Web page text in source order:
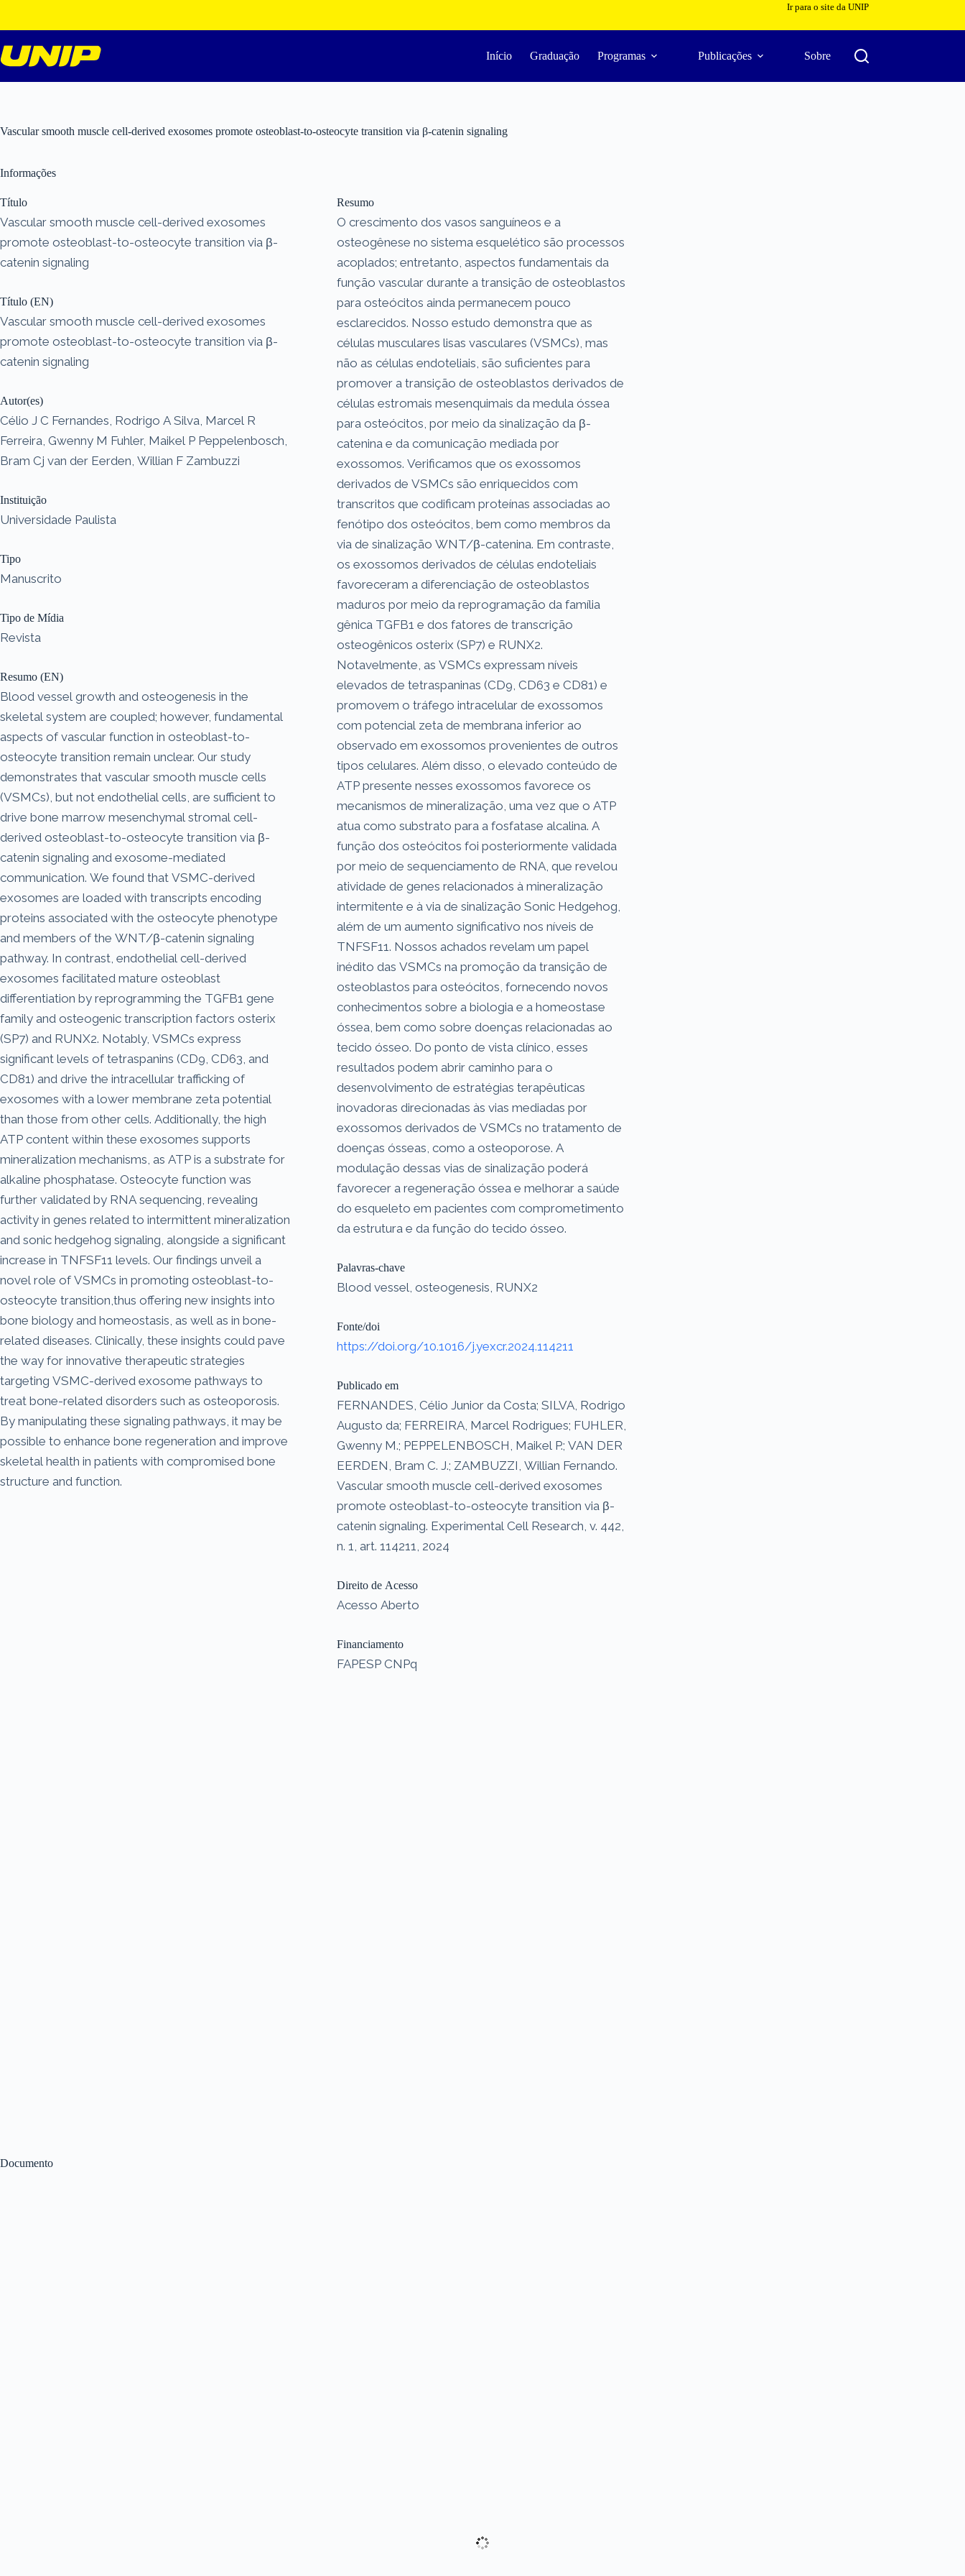
o
conteúdo
Ir para o site da UNIP
Início Graduação Programas Publicações Sobre
Vascular smooth muscle cell-derived exosomes promote osteoblast-to-osteocyte transition via β-catenin signaling
Documento
Informações
Título
Vascular smooth muscle cell-derived exosomes
promote osteoblast-to-osteocyte transition via β-
catenin signaling
Título (EN)
Vascular smooth muscle cell-derived exosomes
promote osteoblast-to-osteocyte transition via β-
catenin signaling
Autor(es)
Célio J C Fernandes, Rodrigo A Silva, Marcel R
Ferreira, Gwenny M Fuhler, Maikel P Peppelenbosch,
Bram Cj van der Eerden, Willian F Zambuzzi
Instituição
Universidade Paulista
Tipo
Manuscrito
Tipo de Mídia
Revista
Resumo (EN)
Blood vessel growth and osteogenesis in the
skeletal system are coupled; however, fundamental
aspects of vascular function in osteoblast-to-
osteocyte transition remain unclear. Our study
demonstrates that vascular smooth muscle cells
(VSMCs), but not endothelial cells, are sufficient to
drive bone marrow mesenchymal stromal cell-
derived osteoblast-to-osteocyte transition via β-
catenin signaling and exosome-mediated
communication. We found that VSMC-derived
exosomes are loaded with transcripts encoding
proteins associated with the osteocyte phenotype
and members of the WNT/β-catenin signaling
pathway. In contrast, endothelial cell-derived
exosomes facilitated mature osteoblast
differentiation by reprogramming the TGFB1 gene
family and osteogenic transcription factors osterix
(SP7) and RUNX2. Notably, VSMCs express
significant levels of tetraspanins (CD9, CD63, and
CD81) and drive the intracellular trafficking of
exosomes with a lower membrane zeta potential
than those from other cells. Additionally, the high
ATP content within these exosomes supports
mineralization mechanisms, as ATP is a substrate for
alkaline phosphatase. Osteocyte function was
further validated by RNA sequencing, revealing
activity in genes related to intermittent mineralization
and sonic hedgehog signaling, alongside a significant
increase in TNFSF11 levels. Our findings unveil a
novel role of VSMCs in promoting osteoblast-to-
osteocyte transition,thus offering new insights into
bone biology and homeostasis, as well as in bone-
related diseases. Clinically, these insights could pave
the way for innovative therapeutic strategies
targeting VSMC-derived exosome pathways to
treat bone-related disorders such as osteoporosis.
By manipulating these signaling pathways, it may be
possible to enhance bone regeneration and improve
skeletal health in patients with compromised bone
structure and function.
Resumo
O crescimento dos vasos sanguíneos e a
osteogênese no sistema esquelético são processos
acoplados; entretanto, aspectos fundamentais da
função vascular durante a transição de osteoblastos
para osteócitos ainda permanecem pouco
esclarecidos. Nosso estudo demonstra que as
células musculares lisas vasculares (VSMCs), mas
não as células endoteliais, são suficientes para
promover a transição de osteoblastos derivados de
células estromais mesenquimais da medula óssea
para osteócitos, por meio da sinalização da β-
catenina e da comunicação mediada por
exossomos. Verificamos que os exossomos
derivados de VSMCs são enriquecidos com
transcritos que codificam proteínas associadas ao
fenótipo dos osteócitos, bem como membros da
via de sinalização WNT/β-catenina. Em contraste,
os exossomos derivados de células endoteliais
favoreceram a diferenciação de osteoblastos
maduros por meio da reprogramação da família
gênica TGFB1 e dos fatores de transcrição
osteogênicos osterix (SP7) e RUNX2.
Notavelmente, as VSMCs expressam níveis
elevados de tetraspaninas (CD9, CD63 e CD81) e
promovem o tráfego intracelular de exossomos
com potencial zeta de membrana inferior ao
observado em exossomos provenientes de outros
tipos celulares. Além disso, o elevado conteúdo de
ATP presente nesses exossomos favorece os
mecanismos de mineralização, uma vez que o ATP
atua como substrato para a fosfatase alcalina. A
função dos osteócitos foi posteriormente validada
por meio de sequenciamento de RNA, que revelou
atividade de genes relacionados à mineralização
intermitente e à via de sinalização Sonic Hedgehog,
além de um aumento significativo nos níveis de
TNFSF11. Nossos achados revelam um papel
inédito das VSMCs na promoção da transição de
osteoblastos para osteócitos, fornecendo novos
conhecimentos sobre a biologia e a homeostase
óssea, bem como sobre doenças relacionadas ao
tecido ósseo. Do ponto de vista clínico, esses
resultados podem abrir caminho para o
desenvolvimento de estratégias terapêuticas
inovadoras direcionadas às vias mediadas por
exossomos derivados de VSMCs no tratamento de
doenças ósseas, como a osteoporose. A
modulação dessas vias de sinalização poderá
favorecer a regeneração óssea e melhorar a saúde
do esqueleto em pacientes com comprometimento
da estrutura e da função do tecido ósseo.
Palavras-chave
Blood vessel, osteogenesis, RUNX2
Fonte/doi
https://doi.org/10.1016/j.yexcr.2024.114211
Publicado em
FERNANDES, Célio Junior da Costa; SILVA, Rodrigo
Augusto da; FERREIRA, Marcel Rodrigues; FUHLER,
Gwenny M.; PEPPELENBOSCH, Maikel P.; VAN DER
EERDEN, Bram C. J.; ZAMBUZZI, Willian Fernando.
Vascular smooth muscle cell-derived exosomes
promote osteoblast-to-osteocyte transition via β-
catenin signaling. Experimental Cell Research, v. 442,
n. 1, art. 114211, 2024
Direito de Acesso
Acesso Aberto
Financiamento
FAPESP CNPq